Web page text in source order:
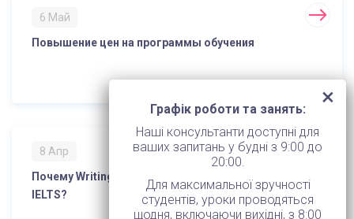
6 Май
Повышение цен на программы обучения
8 Апр
Почему Writing является самым сложным модулем
IELTS?
Графік роботи та занять:
Наші консультанти доступні для
ваших запитань у будні з 9:00 до
20:00.
Для максимальної зручності
студентів, уроки проводяться
щодня, включаючи вихідні, з 8:00